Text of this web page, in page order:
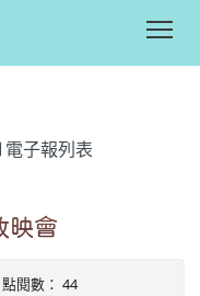
電子報列表
映會
閱數： 44